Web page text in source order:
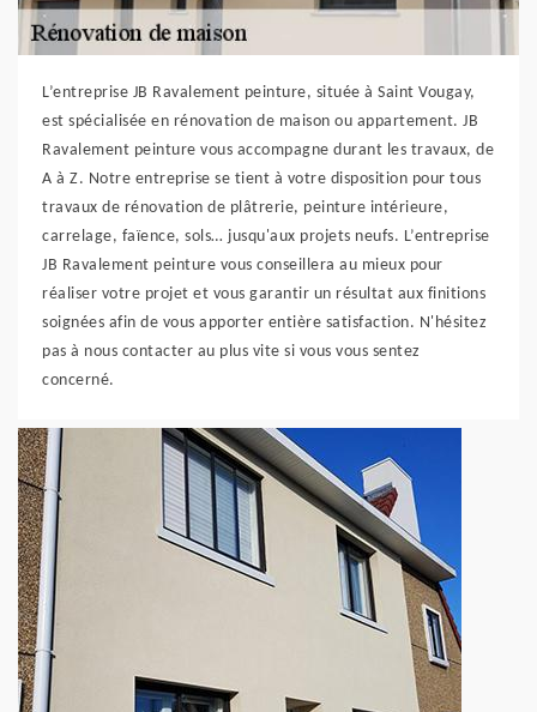
L’entreprise JB Ravalement peinture, située à Saint Vougay,
est spécialisée en rénovation de maison ou appartement. JB
Ravalement peinture vous accompagne durant les travaux, de
A à Z. Notre entreprise se tient à votre disposition pour tous
travaux de rénovation de plâtrerie, peinture intérieure,
carrelage, faïence, sols… jusqu'aux projets neufs. L’entreprise
JB Ravalement peinture vous conseillera au mieux pour
réaliser votre projet et vous garantir un résultat aux finitions
soignées afin de vous apporter entière satisfaction. N'hésitez
pas à nous contacter au plus vite si vous vous sentez
concerné.